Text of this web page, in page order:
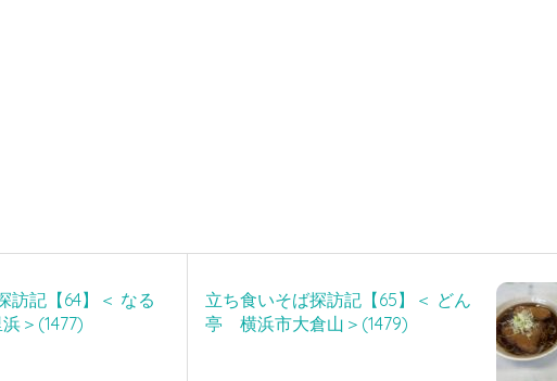
訪記【64】＜ なる
＞(1477)
立ち食いそば探訪記【65】＜ どん
亭 横浜市大倉山＞(1479)